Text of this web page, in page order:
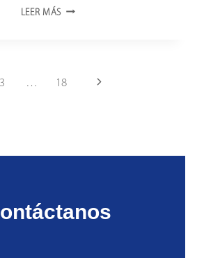
LEER MÁS ONCTICISTAS
3 … 18 Siguiente